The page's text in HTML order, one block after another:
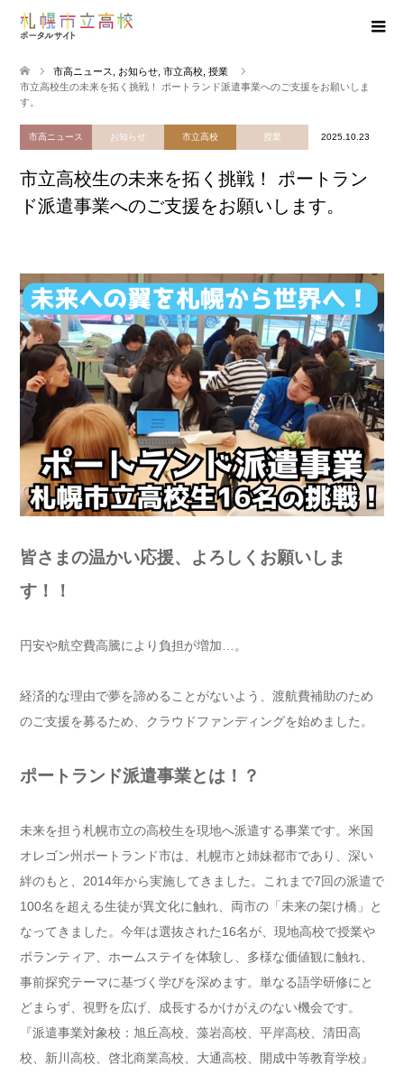
市高ニュース お知らせ, 市立高校, 授業
市立高校生の未来を拓く挑戦！ ポートランド派遣事業へのご支援をお願いしま
す。
市高ニュース お知らせ 市立高校 授業 2025.10.23
市立高校生の未来を拓く挑戦！ ポートラン
ド派遣事業へのご支援をお願いします。
皆さまの温かい応援、よろしくお願いしま
す！！
円安や航空費高騰により負担が増加…。
経済的な理由で夢を諦めることがないよう、渡航費補助のため
のご支援を募るため、クラウドファンディングを始めました。
ポートランド派遣事業とは！？
未来を担う札幌市立の高校生を現地へ派遣する事業です。米国
オレゴン州ポートランド市は、札幌市と姉妹都市であり、深い
絆のもと、2014年から実施してきました。これまで7回の派遣で
100名を超える生徒が異文化に触れ、両市の「未来の架け橋」と
なってきました。今年は選抜された16名が、現地高校で授業や
ボランティア、ホームステイを体験し、多様な価値観に触れ、
事前探究テーマに基づく学びを深めます。単なる語学研修にと
どまらず、視野を広げ、成長するかけがえのない機会です。
『派遣事業対象校：旭丘高校、藻岩高校、平岸高校、清田高
校、新川高校、啓北商業高校、大通高校、開成中等教育学校』